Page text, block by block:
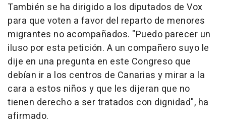
También se ha dirigido a los diputados de Vox
para que voten a favor del reparto de menores
migrantes no acompañados. "Puedo parecer un
iluso por esta petición. A un compañero suyo le
dije en una pregunta en este Congreso que
debían ir a los centros de Canarias y mirar a la
cara a estos niños y que les dijeran que no
tienen derecho a ser tratados con dignidad", ha
afirmado.